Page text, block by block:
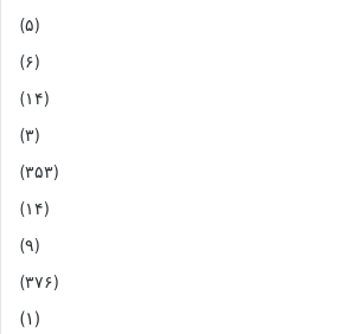
(۵)
(۶)
(۱۴)
(۳)
(۳۵۳)
(۱۴)
(۹)
(۳۷۶)
(۱)